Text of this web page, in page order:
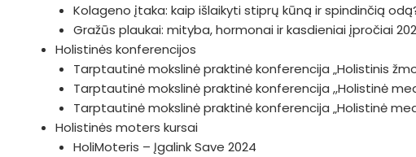
Kolageno įtaka: kaip išlaikyti stiprų kūną ir spindinčią
Gražūs plaukai: mityba, hormonai ir kasdieniai įpročiai
Holistinės konferencijos
Tarptautinė mokslinė praktinė konferencija „Holistinis
Tarptautinė mokslinė praktinė konferencija ,,Holistinė
Tarptautinė mokslinė praktinė konferencija „Holistinė
Holistinės moters kursai
HoliMoteris – Įgalink Save 2024